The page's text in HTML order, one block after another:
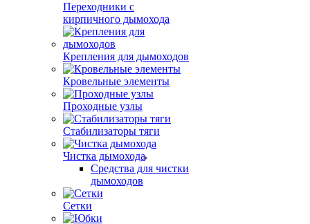
Переходники с
кирпичного дымохода
Крепления для дымоходов
Кровельные элементы
Проходные узлы
Стабилизаторы тяги
Чистка дымохода
Средства для чистки
дымоходов
Сетки